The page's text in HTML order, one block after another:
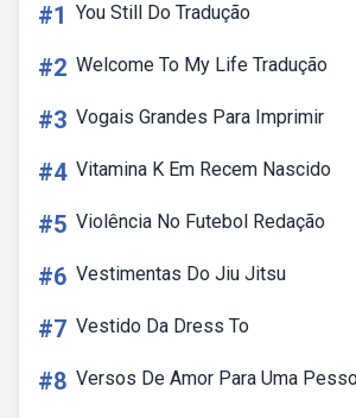
#1 You Still Do Tradução
#2 Welcome To My Life Tradução
#3 Vogais Grandes Para Imprimir
#4 Vitamina K Em Recem Nascido
#5 Violência No Futebol Redação
#6 Vestimentas Do Jiu Jitsu
#7 Vestido Da Dress To
#8 Versos De Amor Para Uma